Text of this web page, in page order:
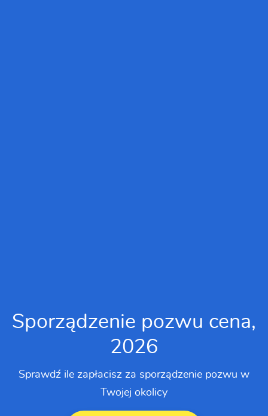
Sporządzenie pozwu cena,
2026
Sprawdź ile zapłacisz za sporządzenie pozwu w
Twojej okolicy